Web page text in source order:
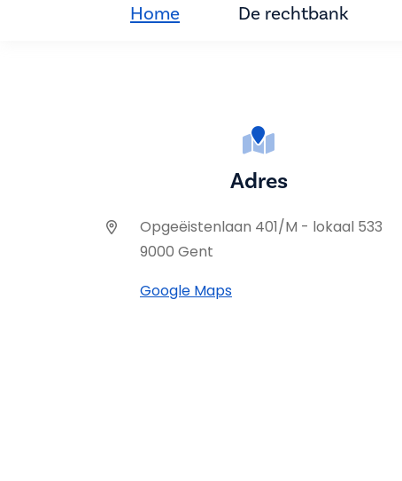
Home De rechtbank
Adres
Opgeëistenlaan 401/M - lokaal 533
9000 Gent
Google Maps